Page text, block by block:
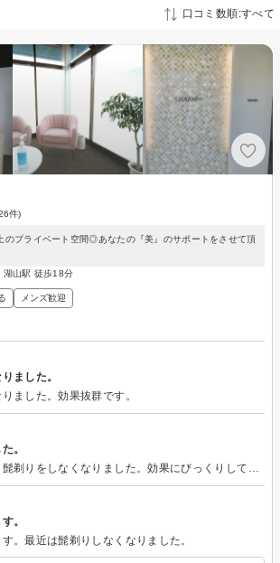
口コミ数順:すべて
件)
のプライベート空間◎あなたの『美』のサポートをさせて頂
湖山駅 徒歩18分
メンズ歓迎
ました。
ました。効果抜群です。
。
。
。最近は髭剃りしなくなりました。